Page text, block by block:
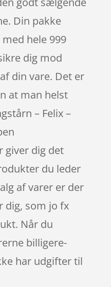
Din pakke
hele 999
dig mod
din vare. Det er
at man helst
– Felix –
giver dig det
du leder
af varer er der
dig, som jo fx
Når du
billigere-
har udgifter til